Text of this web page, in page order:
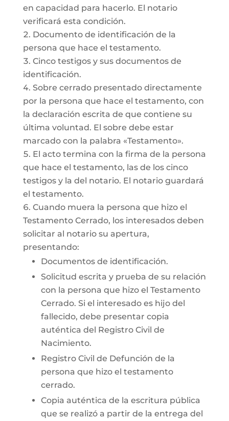
en capacidad para hacerlo. El notario
verificará esta condición.
Documento de identificación de la
persona que hace el testamento.
Cinco testigos y sus documentos de
identificación.
Sobre cerrado presentado directamente
por la persona que hace el testamento, con
la declaración escrita de que contiene su
última voluntad. El sobre debe estar
marcado con la palabra «Testamento».
El acto termina con la firma de la persona
que hace el testamento, las de los cinco
testigos y la del notario. El notario guardará
el testamento.
Cuando muera la persona que hizo el
Testamento Cerrado, los interesados deben
solicitar al notario su apertura,
presentando:
Documentos de identificación.
Solicitud escrita y prueba de su relación
con la persona que hizo el Testamento
Cerrado. Si el interesado es hijo del
fallecido, debe presentar copia
auténtica del Registro Civil de
Nacimiento.
Registro Civil de Defunción de la
persona que hizo el testamento
cerrado.
Copia auténtica de la escritura pública
que se realizó a partir de la entrega del